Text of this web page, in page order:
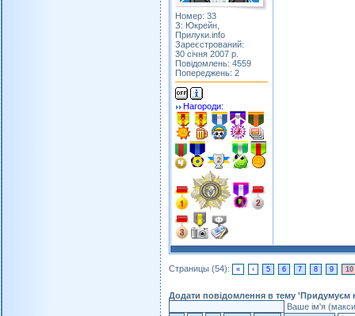
Номер: 33
З: Юкрейн,
Прилуки.info
Зареєстрований:
30 січня 2007 р.
Повідомлень: 4559
Попереджень: 2
Нагороди:
Страницы (54): « ‹ 5 6 7 8 9 10
Додати повідомлення в тему 'Придумуєм
Ваше ім'я